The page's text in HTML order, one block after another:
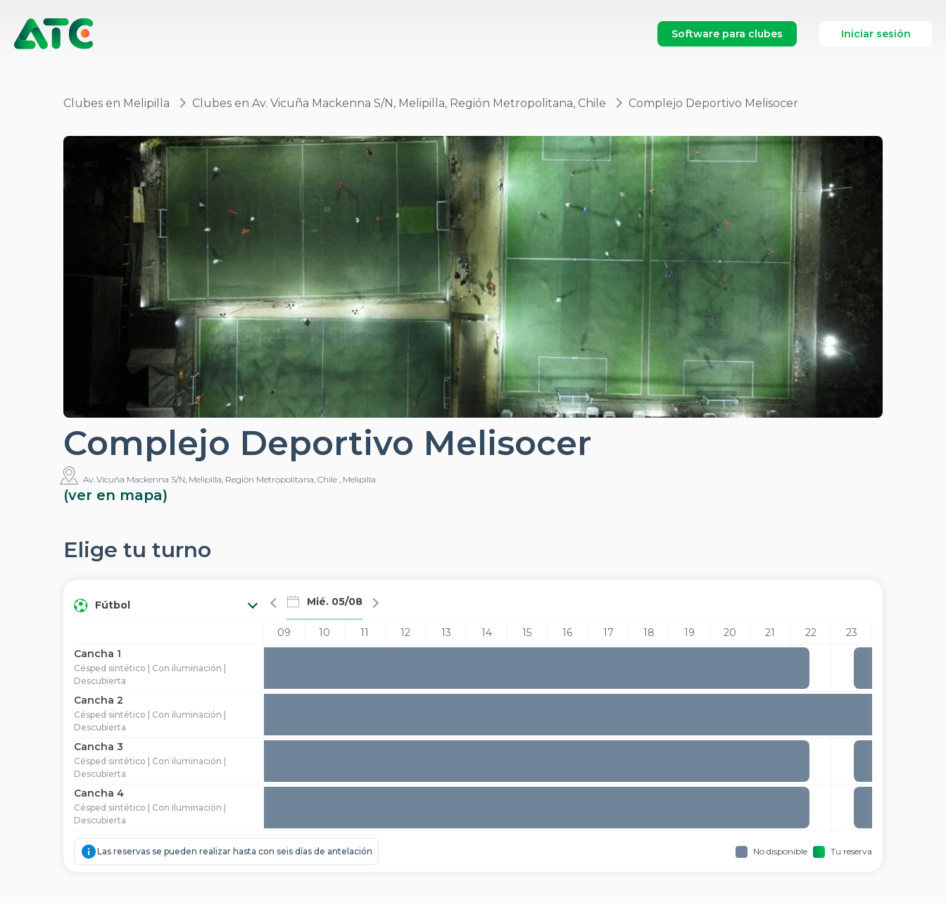
Software para clubes Iniciar sesión
Clubes en Melipilla Clubes en Av. Vicuña Mackenna S/N, Melipilla, Región Metropolitana, Chile Complejo Deportivo Melisocer
Complejo Deportivo Melisocer
Av. Vicuña Mackenna S/N, Melipilla, Región Metropolitana, Chile , Melipilla
(ver en mapa)
Elige tu turno
Fútbol Mié. 05/08
09 10 11 12 13 14 15 16 17 18 19 20 21 22
23
Cancha 1
Césped sintético | Con iluminación |
Descubierta
Cancha 2
Césped sintético | Con iluminación |
Descubierta
Cancha 3
Césped sintético | Con iluminación |
Descubierta
Cancha 4
Césped sintético | Con iluminación |
Descubierta
Las reservas se pueden realizar hasta con seis días de antelación No disponible Tu reserva